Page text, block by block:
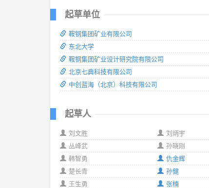
起草单位
鞍钢集团矿业有限公司
东北大学
鞍钢集团矿业设计研究院有限公司
北京七典科技有限公司
中创蓝海（北京）科技有限公司
起草人
刘文胜
刘炳宇
丛峰武
孙晓刚
韩智勇
仇金辉
楚长青
孙健
王生勇
张楠